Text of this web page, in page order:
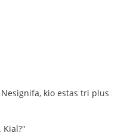
kio estas tri plus